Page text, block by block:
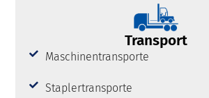
Transport
Maschinentransporte
Staplertransporte